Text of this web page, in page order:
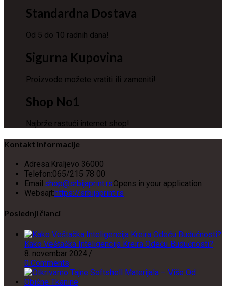
Standardna Dostava
Od 5 do 10 radnih dana!
Sigurna Kupovina
Proizvode možete vratiti ili zameniti!
Shop No1
Najbrže rastući internet shop!
Kontakt Informacije
Adresa:Kraljevo 36000
Telefon:065/215 78 00
Email:shop@srbijaprint.rsOpens in your application
Websajt:https://srbijaprint.rs
Poslednji članci
Kako Veštačka Inteligencija Kreira Odeću Budućnosti?
8. novembar 2024. /
0 Comments